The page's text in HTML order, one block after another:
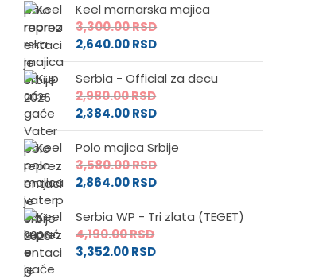
Keel mornarska majica
3,300.00RSD
2,640.00RSD
Serbia - Official za decu
2,980.00RSD
2,384.00RSD
Polo majica Srbije
3,580.00RSD
2,864.00RSD
Serbia WP - Tri zlata (TEGET)
4,190.00RSD
3,352.00RSD